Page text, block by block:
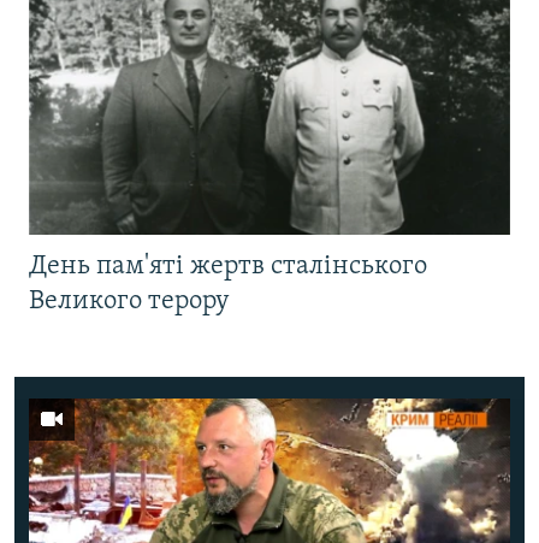
День пам'яті жертв сталінського
Великого терору